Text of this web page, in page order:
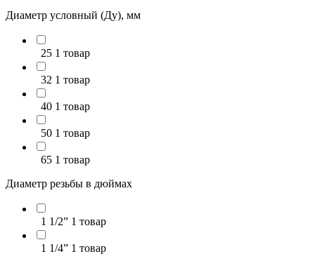
Диаметр условный (Ду), мм
25 1 товар
32 1 товар
40 1 товар
50 1 товар
65 1 товар
Диаметр резьбы в дюймах
1 1/2” 1 товар
1 1/4” 1 товар